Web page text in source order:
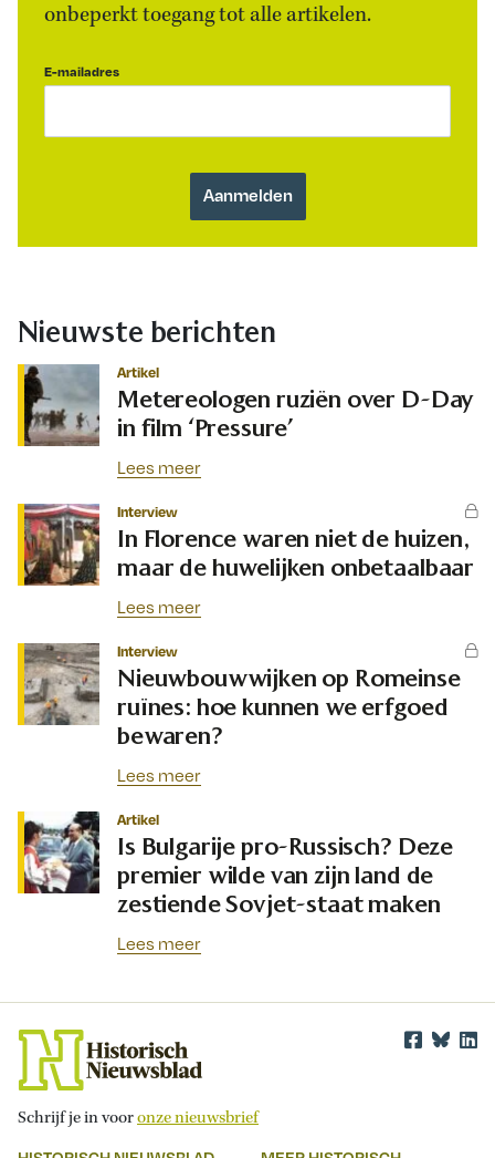
onbeperkt toegang tot alle artikelen.
E-mailadres
Nieuwste berichten
Artikel
Metereologen ruziën over D-Day
in film ‘Pressure’
Lees meer
Interview
In Florence waren niet de huizen,
maar de huwelijken onbetaalbaar
Lees meer
Interview
Nieuwbouwwijken op Romeinse
ruïnes: hoe kunnen we erfgoed
bewaren?
Lees meer
Artikel
Is Bulgarije pro-Russisch? Deze
premier wilde van zijn land de
zestiende Sovjet-staat maken
Lees meer
Schrijf je in vooronze nieuwsbrief